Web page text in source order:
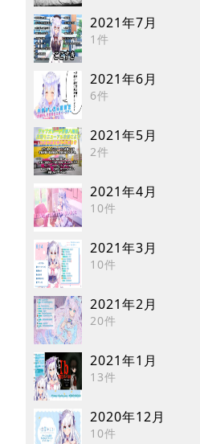
2021年7月
1件
2021年6月
6件
2021年5月
2件
2021年4月
10件
2021年3月
10件
2021年2月
20件
2021年1月
13件
2020年12月
10件